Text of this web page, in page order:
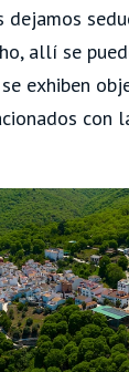
dejamos
allí se
exhiben
con